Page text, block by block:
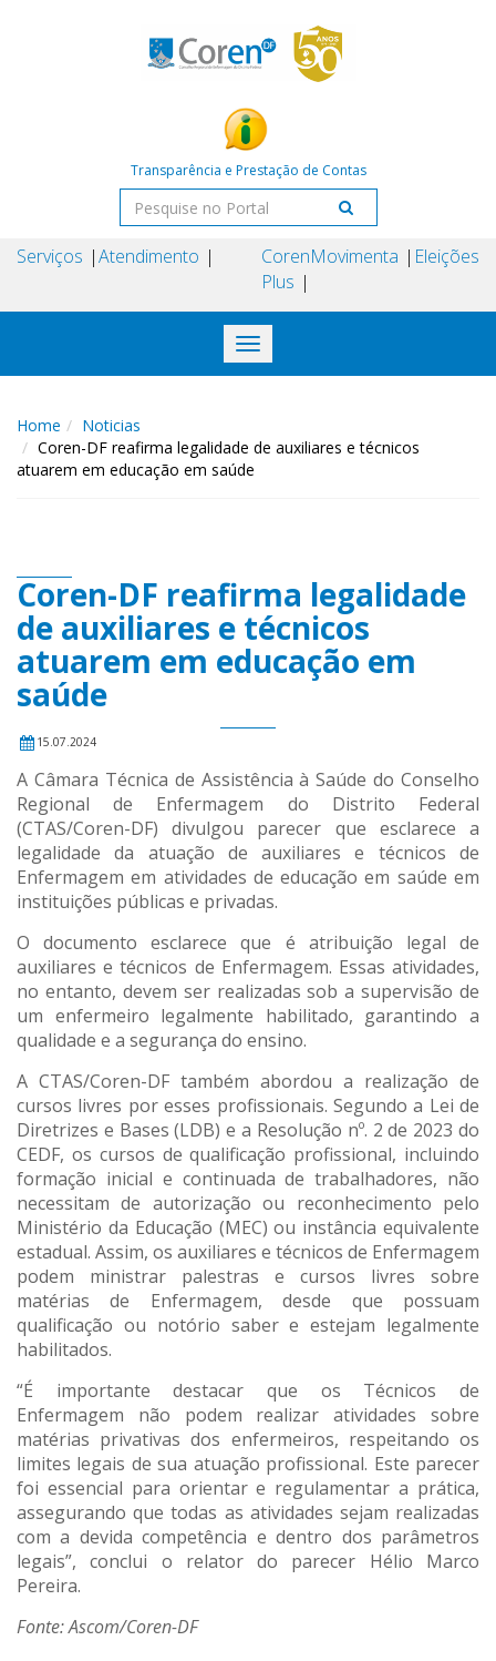
Transparência e Prestação de Contas
Serviços Atendimento
Coren
Plus
Movimenta Eleições
Toggle
navigation
Home
Noticias
Coren-DF reafirma legalidade de auxiliares e técnicos
atuarem em educação em saúde
Coren-DF reafirma legalidade
de auxiliares e técnicos
atuarem em educação em
saúde
15.07.2024
A Câmara Técnica de Assistência à Saúde do Conselho
Regional de Enfermagem do Distrito Federal
(CTAS/Coren-DF) divulgou parecer que esclarece a
legalidade da atuação de auxiliares e técnicos de
Enfermagem em atividades de educação em saúde em
instituições públicas e privadas.
O documento esclarece que é atribuição legal de
auxiliares e técnicos de Enfermagem. Essas atividades,
no entanto, devem ser realizadas sob a supervisão de
um enfermeiro legalmente habilitado, garantindo a
qualidade e a segurança do ensino.
A CTAS/Coren-DF também abordou a realização de
cursos livres por esses profissionais. Segundo a Lei de
Diretrizes e Bases (LDB) e a Resolução nº. 2 de 2023 do
CEDF, os cursos de qualificação profissional, incluindo
formação inicial e continuada de trabalhadores, não
necessitam de autorização ou reconhecimento pelo
Ministério da Educação (MEC) ou instância equivalente
estadual. Assim, os auxiliares e técnicos de Enfermagem
podem ministrar palestras e cursos livres sobre
matérias de Enfermagem, desde que possuam
qualificação ou notório saber e estejam legalmente
habilitados.
“É importante destacar que os Técnicos de
Enfermagem não podem realizar atividades sobre
matérias privativas dos enfermeiros, respeitando os
limites legais de sua atuação profissional. Este parecer
foi essencial para orientar e regulamentar a prática,
assegurando que todas as atividades sejam realizadas
com a devida competência e dentro dos parâmetros
legais”, conclui o relator do parecer Hélio Marco
Pereira.
Fonte: Ascom/Coren-DF